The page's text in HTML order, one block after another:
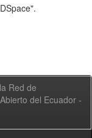
Red de
del Ecuador -